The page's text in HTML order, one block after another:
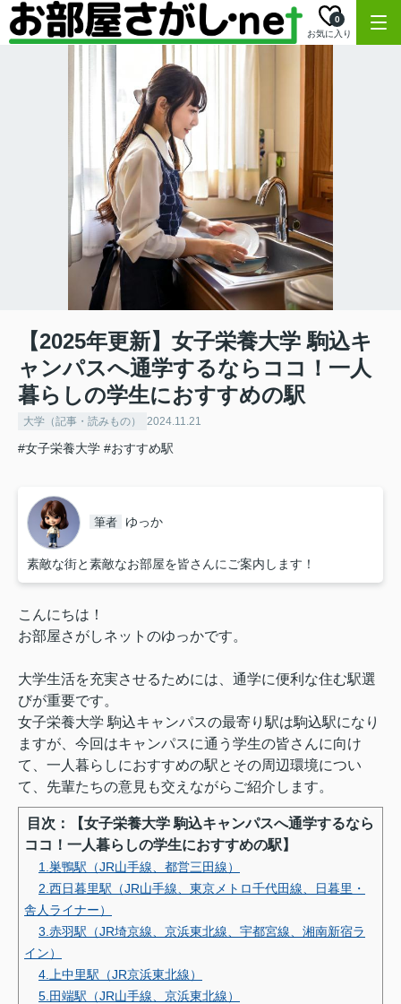
お気に入り
0
【2025年更新】女子栄養大学 駒込キ
ャンパスへ通学するならココ！一人
暮らしの学生におすすめの駅
大学（記事・読みもの） 2024.11.21
#女子栄養大学 #おすすめ駅
筆者 ゆっか
素敵な街と素敵なお部屋を皆さんにご案内します！
こんにちは！
お部屋さがしネットのゆっかです。
大学生活を充実させるためには、通学に便利な住む駅選
びが重要です。
女子栄養大学 駒込キャンパスの最寄り駅は駒込駅になり
ますが、今回はキャンパスに通う学生の皆さんに向け
て、一人暮らしにおすすめの駅とその周辺環境につい
て、先輩たちの意見も交えながらご紹介します。
目次：【女子栄養大学 駒込キャンパスへ通学するなら
ココ！一人暮らしの学生におすすめの駅】
1.巣鴨駅（JR山手線、都営三田線）
2.西日暮里駅（JR山手線、東京メトロ千代田線、日暮里・
舎人ライナー）
3.赤羽駅（JR埼京線、京浜東北線、宇都宮線、湘南新宿ラ
イン）
4.上中里駅（JR京浜東北線）
5.田端駅（JR山手線、京浜東北線）